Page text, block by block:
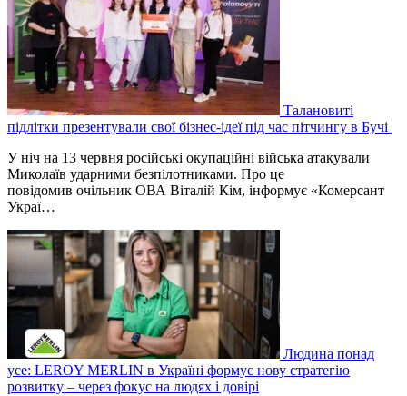
Талановиті
підлітки презентували свої бізнес-ідеї під час пітчингу в Бучі
У ніч на 13 червня російські окупаційні війська атакували
Миколаїв ударними безпілотниками. Про це
повідомив очільник ОВА Віталій Кім, інформує «Комерсант
Украї…
Людина понад
усе: LEROY MERLIN в Україні формує нову стратегію
розвитку – через фокус на людях і довірі